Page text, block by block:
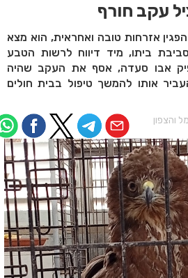
עקב חורף
הפגין אזרחות טובה ואחראית, הוא מצא
ביתו, מיד דיווח לרשות הטבע
אבו סעדה, אסף את העקב שהיה
אותו להמשך טיפול בבית חולים